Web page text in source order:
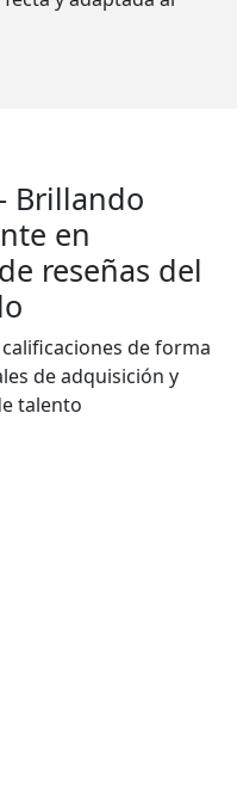
Brillando
en
reseñas del
calificaciones de forma
de adquisición y
talento